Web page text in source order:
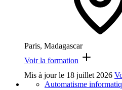
Paris, Madagascar
Voir la formation
Mis à jour le 18 juillet 2026
Automatisme